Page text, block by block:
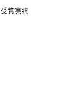
受賞実績